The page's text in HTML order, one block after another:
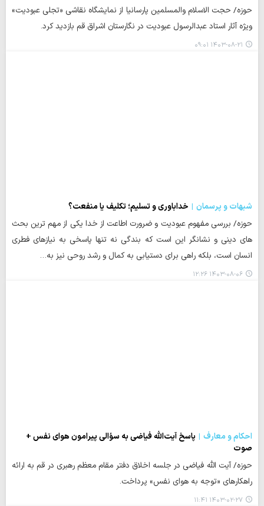
حوزه/ حجت الاسلام والمسلمین پارسانیا از نمایشگاه نقاشی «تجلی عبودیت»
ویژه آثار استاد عبدالرسول عبودیت در نگارستان اشراق قم بازدید کرد.
۱۴۰۳-۰۸-۲۱ ۰۹:۰۱
شبهات و پرسمان
خداباوری و تسلیم؛ تکلیف یا منفعت؟
حوزه/ بررسی مفهوم عبودیت و ضرورت اطاعت از خدا یکی از مهم ترین بحث
های دینی و نشانگر این است که بندگی نه تنها پاسخی به نیازهای فطری
انسان است، بلکه راهی برای دستیابی به کمال و رشد روحی نیز به…
۱۴۰۳-۰۸-۰۶ ۱۲:۲۶
احکام و معارف
پاسخ آیت‌الله فیاضی به سؤالی پیرامون هوای نفس +
صوت
حوزه/ آیت الله فیاضی در جلسه اخلاق دفتر مقام معظم رهبری در قم به ارائه
راهکارهای «توجه به هوای نفس» پرداخت.
۱۴۰۳-۰۲-۲۷ ۱۱:۴۱